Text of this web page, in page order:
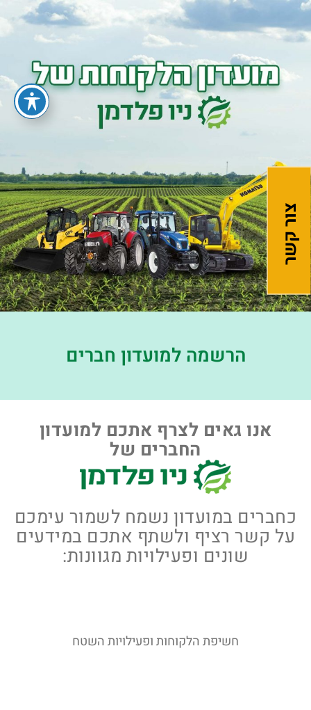
הרשמה למועדון חברים
אנו גאים לצרף אתכם למועדון
החברים של
כחברים במועדון נשמח לשמור עימכם
על קשר רציף ולשתף אתכם במידעים
שונים ופעילויות מגוונות:
חשיפת הלקוחות ופעילויות השטח
צור קשר